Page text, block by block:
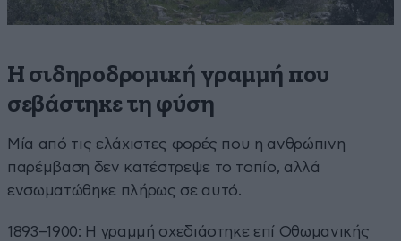
Η σιδηροδρομική γραμμή που
σεβάστηκε τη φύση
Μία από τις ελάχιστες φορές που η ανθρώπινη
παρέμβαση δεν κατέστρεψε το τοπίο, αλλά
ενσωματώθηκε πλήρως σε αυτό.
1893–1900: Η γραμμή σχεδιάστηκε επί Οθωμανικής